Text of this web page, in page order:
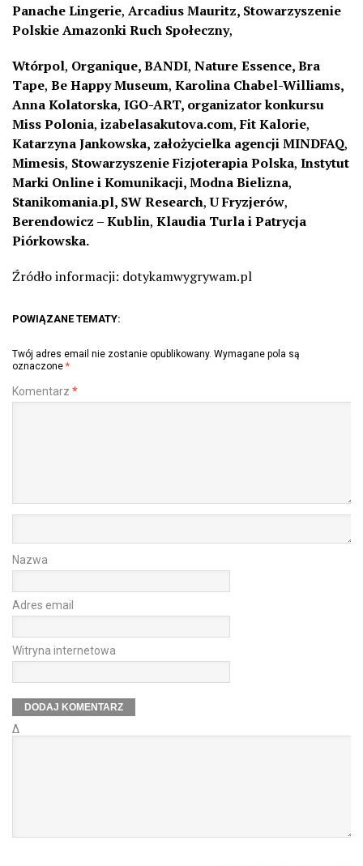
Panache Lingerie, Arcadius Mauritz, Stowarzyszenie
Polskie Amazonki Ruch Społeczny,
Wtórpol, Organique, BANDI, Nature Essence, Bra
Tape, Be Happy Museum, Karolina Chabel-Williams,
Anna Kolatorska, IGO-ART, organizator konkursu
Miss Polonia, izabelasakutova.com,Fit Kalorie,
Katarzyna Jankowska, założycielka agencji MINDFAQ,
Mimesis, Stowarzyszenie Fizjoterapia Polska, Instytut
Marki Online i Komunikacji, Modna Bielizna,
Stanikomania.pl, SW Research,U Fryzjerów,
Berendowicz – Kublin, Klaudia Turla i Patrycja
Piórkowska.
Źródło informacji: dotykamwygrywam.pl
POWIĄZANE TEMATY:
Twój adres email nie zostanie opublikowany. Wymagane pola są
oznaczone *
Komentarz *
Nazwa
Adres email
Witryna internetowa
Δ